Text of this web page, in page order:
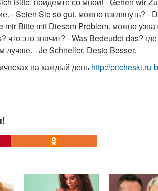
- Seien Sie so gut. можно взглянуть? -
mir Bitte mit Diesem Problem. можно
что это значит? - Was Bedeudet das?
лучше. - Je Schneller, Desto Besser.
на каждый день http://pricheski.ru-